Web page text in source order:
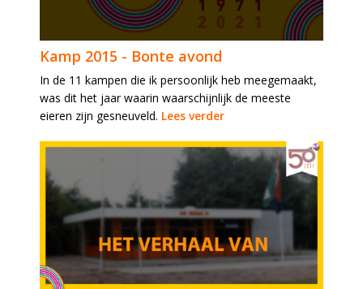
Kamp 2015 - Bonte avond
In de 11 kampen die ik persoonlijk heb meegemaakt,
was dit het jaar waarin waarschijnlijk de meeste
eieren zijn gesneuveld. Lees verder